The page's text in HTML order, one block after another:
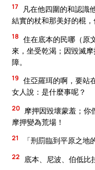
17
凡在他四圍的和認識
結實的杖和那美好的棍
18 住在底本的民哪（原
來，坐受乾渴；因毀滅
障。
19 住亞羅珥的啊，要站
女人說：是什麼事呢？
20 摩押因毀壞蒙羞；你
摩押變為荒場！
21 「刑罰臨到平原之地
22 底本、尼波、伯低比